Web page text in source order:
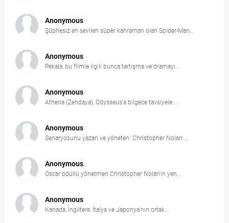
Anonymous
Şüphesiz en sevilen süper kahraman olan Spider-Man...
Anonymous
Pekala, bu filmle ilgili bunca tartışma ve dramayı...
Anonymous
Athena (Zendaya), Odysseus'a bilgece tavsiyele...
Anonymous
Senaryosunu yazan ve yöneten: Christopher Nolan ...
Anonymous
Oscar ödüllü yönetmen Christopher Nolan'ın yen...
Anonymous
Kanada, İngiltere, İtalya ve Japonya'nın ortak...